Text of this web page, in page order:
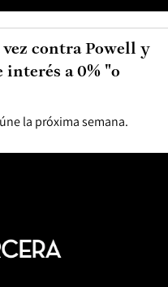
la próxima semana.
contra Powell y
interés a 0% "o